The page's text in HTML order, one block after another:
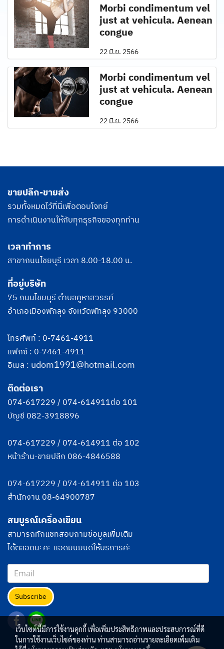
Morbi condimentum vel
just at vehicula. Aenean
congue
22 มิ.ย. 2566
Morbi condimentum vel
just at vehicula. Aenean
congue
22 มิ.ย. 2566
ขายปลีก-ขายส่ง
รวมทั้งหมดไว้ที่นี่เพื่อตอบโจทย์
การดำเนินงานให้กับทุกธุรกิจของทุกท่าน
เวลาทำการ
สาขาถนนไชยบุรี เวลา 8.00-18.00 น.
ที่อยู่บริษัท
75 ถนนไชยบุรี ตำบลคูหาสวรรค์
อำเภอเมืองพักลุง จังหวัดพัทลุง 93000
โทรศัพท์ : 0-7461-4911
แฟกซ์ : 0-7461-4911
อีเมล : udom1991@hotmail.com
ติดต่อเรา
074-617229/074-614911ต่อ 101
บัญชี 082-3918896
074-617229/074-614911 ต่อ 102
หน้าร้าน-ขายปลีก 086-4846588
074-617229/074-614911 ต่อ 103
สำนักงาน08-64900787
สมบูรณ์เครื่องเขียน
สามารถทักแชทสอบถามข้อมูลเพิ่มเติม
ได้ตลอดนะคะ แอดมินยินดีให้บริการค่ะ
Subscribe
เว็บไซต์นี้มีการใช้งานคุกกี้ เพื่อเพิ่มประสิทธิภาพและประสบการณ์ที่ดี
ในการใช้งานเว็บไซต์ของท่าน ท่านสามารถอ่านรายละเอียดเพิ่มเติม